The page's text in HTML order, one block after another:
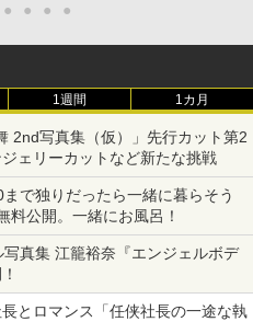
● ● ● ●
1週間 1カ月
2nd写真集（仮）」先行カット第2
ェリーカットなど新たな挑戦
で独りだったら一緒に暮らそう
料公開。一緒にお風呂！
写真集 江籠裕奈『エンジェルボデ
とロマンス「任侠社長の一途な執